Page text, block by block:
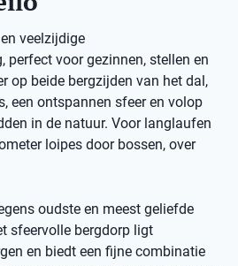
veelzijdige
perfect voor gezinnen, stellen en
op beide bergzijden van het dal,
een ontspannen sfeer en volop
in de natuur. Voor langlaufen
loipes door bossen, over
oudste en meest geliefde
sfeervolle bergdorp ligt
en biedt een fijne combinatie